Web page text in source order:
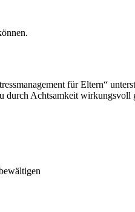
für Eltern“
Achtsamkeit wirkungsvoll